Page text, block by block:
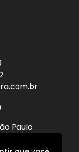
Paulo